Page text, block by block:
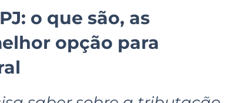
o que são, as
opção para